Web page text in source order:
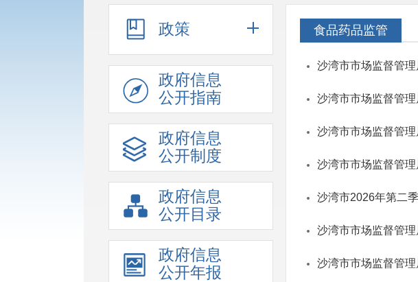
政策
政府信息
公开指南
政府信息
公开制度
政府信息
公开目录
政府信息
公开年报
食品药品监管
沙湾市市场监督管
沙湾市市场监督管
沙湾市市场监督管
沙湾市市场监督管
沙湾市2026年第二
沙湾市市场监督管
沙湾市市场监督管